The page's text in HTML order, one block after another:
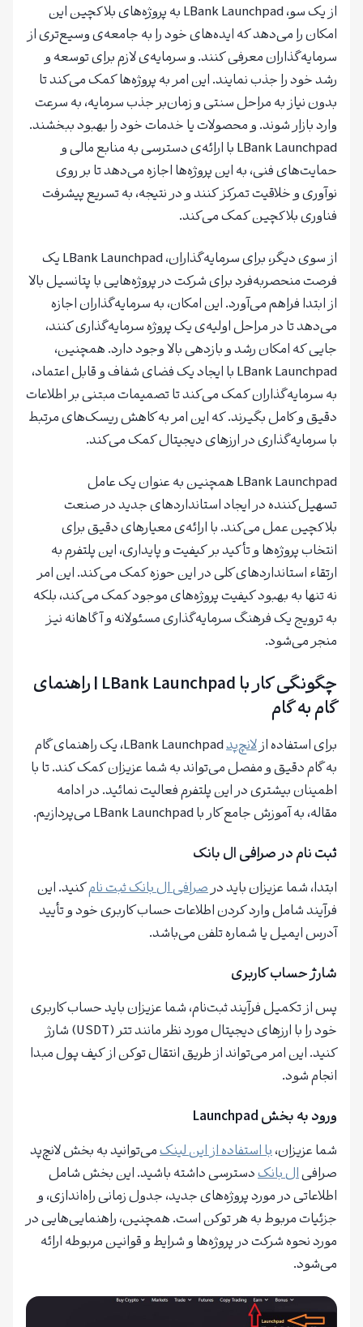
از یک سو، LBank Launchpad به پروژه‌های بلاکچین این
امکان را می‌دهد که ایده‌های خود را به جامعه‌ی وسیع‌تری از
سرمایه‌گذاران معرفی کنند. و سرمایه‌ی لازم برای توسعه و
رشد خود را جذب نمایند. این امر به پروژه‌ها کمک می‌کند تا
بدون نیاز به مراحل سنتی و زمان‌بر جذب سرمایه، به سرعت
وارد بازار شوند. و محصولات یا خدمات خود را بهبود ببخشند.
LBank Launchpad با ارائه‌ی دسترسی به منابع مالی و
حمایت‌های فنی، به این پروژه‌ها اجازه می‌دهد تا بر روی
نوآوری و خلاقیت تمرکز کنند و در نتیجه، به تسریع پیشرفت
فناوری بلاکچین کمک می‌کند.
از سوی دیگر، برای سرمایه‌گذاران، LBank Launchpad یک
فرصت منحصربه‌فرد برای شرکت در پروژه‌هایی با پتانسیل بالا
از ابتدا فراهم می‌آورد. این امکان، به سرمایه‌گذاران اجازه
می‌دهد تا در مراحل اولیه‌ی یک پروژه سرمایه‌گذاری کنند،
جایی که امکان رشد و بازدهی بالا وجود دارد. همچنین،
LBank Launchpad با ایجاد یک فضای شفاف و قابل اعتماد،
به سرمایه‌گذاران کمک می‌کند تا تصمیمات مبتنی بر اطلاعات
دقیق و کامل بگیرند. که این امر به کاهش ریسک‌های مرتبط
با سرمایه‌گذاری در ارزهای دیجیتال کمک می‌کند.
LBank Launchpad همچنین به عنوان یک عامل
تسهیل‌کننده در ایجاد استانداردهای جدید در صنعت
بلاکچین عمل می‌کند. با ارائه‌ی معیارهای دقیق برای
انتخاب پروژه‌ها و تأکید بر کیفیت و پایداری، این پلتفرم به
ارتقاء استانداردهای کلی در این حوزه کمک می‌کند. این امر
نه تنها به بهبود کیفیت پروژه‌های موجود کمک می‌کند، بلکه
به ترویج یک فرهنگ سرمایه‌گذاری مسئولانه و آگاهانه نیز
منجر می‌شود.
چگونگی کار با LBank Launchpad
| راهنمای
گام به گام
برای استفاده ازلانچ‌پد
LBank Launchpad، یک راهنمای گام
به گام دقیق و مفصل می‌تواند به شما عزیزان کمک کند. تا با
اطمینان بیشتری در این پلتفرم فعالیت نمائید. در ادامه
مقاله، به آموزش جامع کار با LBank Launchpad می‌پردازیم.
ثبت نام در صرافی ال بانک
ابتدا، شما عزیزان باید درصرافی ال بانک ثبت نامکنید. این
فرآیند شامل وارد کردن اطلاعات حساب کاربری خود و تأیید
آدرس ایمیل یا شماره تلفن می‌باشد.
شارژ حساب کاربری
پس از تکمیل فرآیند ثبت‌نام، شما عزیزان باید حساب کاربری
خود را با ارزهای دیجیتال مورد نظر مانند تتر (USDT) شارژ
کنید. این امر می‌تواند از طریق انتقال توکن از کیف پول مبدا
انجام شود.
ورود به بخش Launchpad
شما عزیزان،با استفاده از این لینکمی‌توانید به بخش لانچ‌پد
صرافیال بانکدسترسی داشته باشید. این بخش شامل
اطلاعاتی در مورد پروژه‌های جدید، جدول زمانی راه‌اندازی، و
جزئیات مربوط به هر توکن است. همچنین، راهنمایی‌هایی در
مورد نحوه شرکت در پروژه‌ها و شرایط و قوانین مربوطه ارائه
می‌شود.